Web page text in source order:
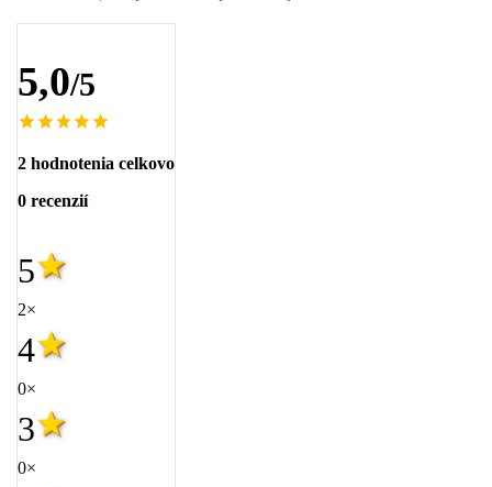
5,0/5
2 hodnotenia celkovo
0 recenzií
5
2×
4
0×
3
0×